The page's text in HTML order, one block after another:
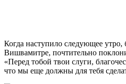
Когда наступило следующее
Вишвамитре, почтительно
«Перед тобой твои слуги,
что мы еще должны для тебя